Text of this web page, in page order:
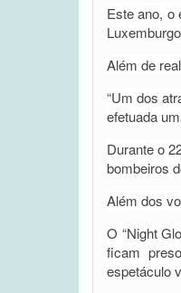
Este ano, o
Além de
“Um dos
efetuada
Durante o
bombeiros
Além dos
O “Night
ficam
espetáculo